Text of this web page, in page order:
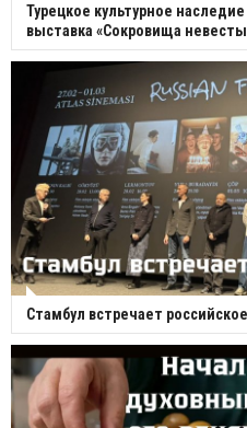
Турецкое культурное
выставка «Сокровища
Стамбул встречает